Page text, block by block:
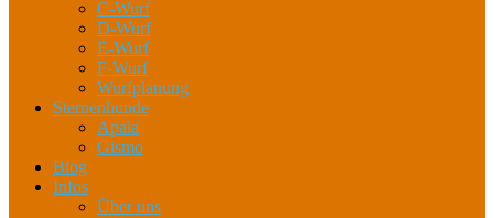
C-Wurf
D-Wurf
E-Wurf
F-Wurf
Wurfplanung
Sternenhunde
Apala
Gismo
Blog
Infos
Über uns